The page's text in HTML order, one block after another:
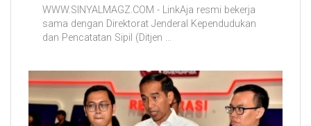
WWW.SINYALMAGZ.COM - LinkAja resmi bekerja
sama dengan Direktorat Jenderal Kependudukan
dan Pencatatan Sipil (Ditjen ...